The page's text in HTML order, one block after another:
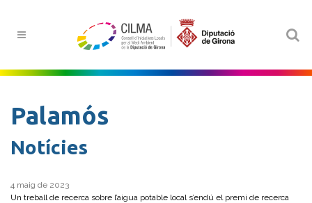
Palamós
Notícies
4 maig de 2023
Un treball de recerca sobre l’aigua potable local s’endú el premi de recerca